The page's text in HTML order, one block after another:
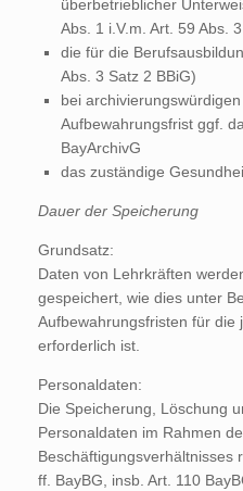
überbetrieblicher
Abs. 1 i.V.m. Art. 59 Abs.
die für die
Abs. 3 Satz 2 BBiG)
bei
Aufbewahrungsfrist ggf.
BayArchivG
das zuständige
Dauer der Speicherung
Grundsatz:
Daten von Lehrkräften
gespeichert, wie dies unter
Aufbewahrungsfristen für die
erforderlich ist.
Personaldaten:
Die Speicherung, Löschung
Personaldaten im Rahmen
Beschäftigungsverhältnisses
ff. BayBG, insb. Art. 110